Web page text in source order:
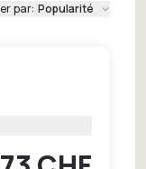
par: Popularité